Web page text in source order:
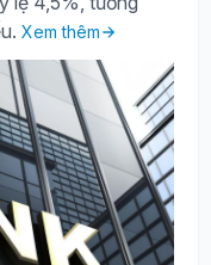
Xem thêm